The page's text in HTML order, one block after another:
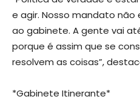
e agir. Nosso mandato
ao gabinete. A gente vai
porque é assim que se
resolvem as coisas”,
*Gabinete Itinerante*